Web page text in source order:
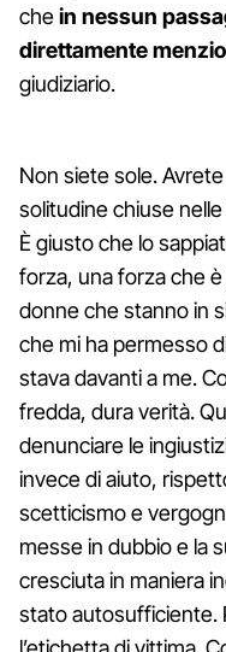
chein nessun
direttamente
giudiziario.
Non siete sole.
solitudine chiuse
È giusto che lo
forza, una forza che
donne che stanno in
che mi ha permesso
stava davanti a me.
fredda, dura verità.
denunciare le
invece di aiuto,
scetticismo e
messe in dubbio e la
cresciuta in maniera
stato autosufficiente.